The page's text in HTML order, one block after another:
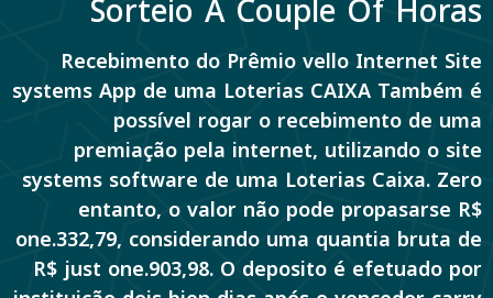
Recebimento do Prêmio vello Internet Site
systems App de uma Loterias CAIXA Também é
possível rogar o recebimento de uma
premiação pela internet, utilizando o site
systems software de uma Loterias Caixa. Zero
entanto, o valor não pode propasarse R$
one.332,79, considerando uma quantia bruta de
R$ just one.903,98. O deposito é efetuado por